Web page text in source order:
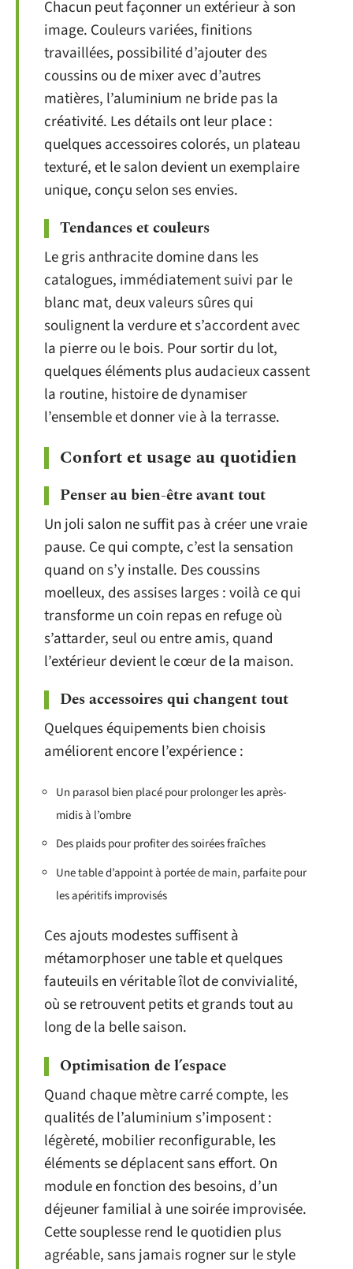
Chacun peut façonner un extérieur à son
image. Couleurs variées, finitions
travaillées, possibilité d’ajouter des
coussins ou de mixer avec d’autres
matières, l’aluminium ne bride pas la
créativité. Les détails ont leur place :
quelques accessoires colorés, un plateau
texturé, et le salon devient un exemplaire
unique, conçu selon ses envies.
Tendances et couleurs
Le gris anthracite domine dans les
catalogues, immédiatement suivi par le
blanc mat, deux valeurs sûres qui
soulignent la verdure et s’accordent avec
la pierre ou le bois. Pour sortir du lot,
quelques éléments plus audacieux cassent
la routine, histoire de dynamiser
l’ensemble et donner vie à la terrasse.
Confort et usage au quotidien
Penser au bien-être avant tout
Un joli salon ne suffit pas à créer une vraie
pause. Ce qui compte, c’est la sensation
quand on s’y installe. Des coussins
moelleux, des assises larges : voilà ce qui
transforme un coin repas en refuge où
s’attarder, seul ou entre amis, quand
l’extérieur devient le cœur de la maison.
Des accessoires qui changent tout
Quelques équipements bien choisis
améliorent encore l’expérience :
Un parasol bien placé pour prolonger les après-
midis à l’ombre
Des plaids pour profiter des soirées fraîches
Une table d’appoint à portée de main, parfaite pour
les apéritifs improvisés
Ces ajouts modestes suffisent à
métamorphoser une table et quelques
fauteuils en véritable îlot de convivialité,
où se retrouvent petits et grands tout au
long de la belle saison.
Optimisation de l’espace
Quand chaque mètre carré compte, les
qualités de l’aluminium s’imposent :
légèreté, mobilier reconfigurable, les
éléments se déplacent sans effort. On
module en fonction des besoins, d’un
déjeuner familial à une soirée improvisée.
Cette souplesse rend le quotidien plus
agréable, sans jamais rogner sur le style